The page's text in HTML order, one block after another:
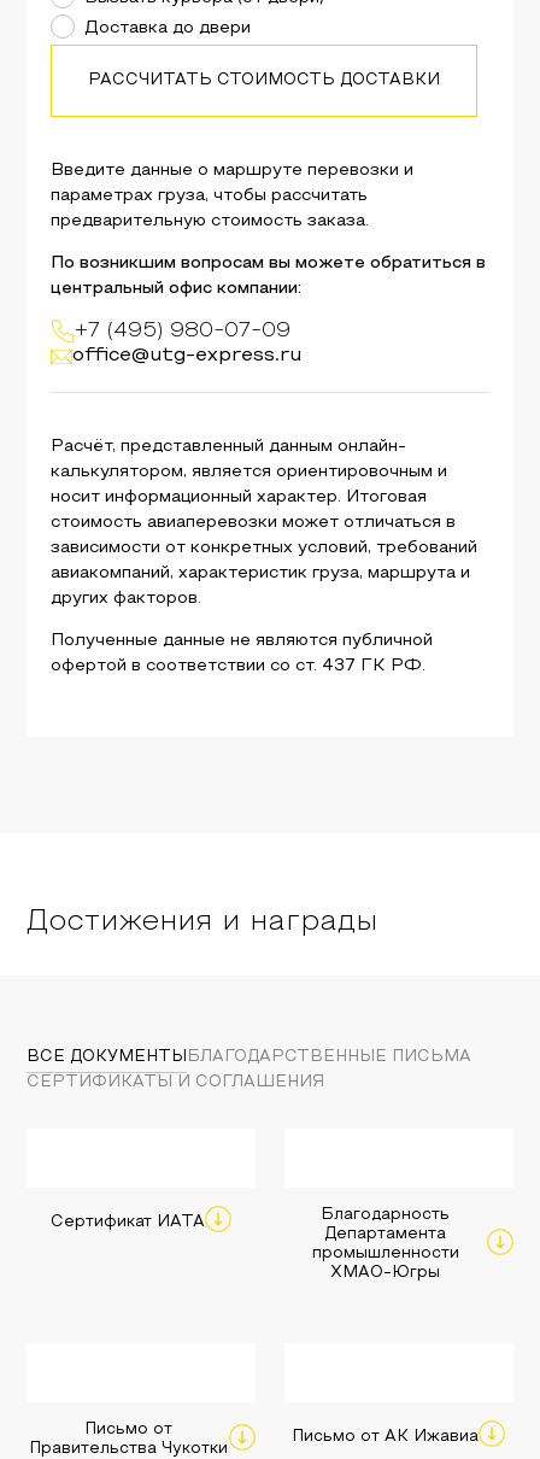
Введите данные о маршруте перевозки и
параметрах груза, чтобы рассчитать
предварительную стоимость заказа.
По возникшим вопросам вы можете обратиться в
центральный офис компании:
+7 (495) 980-07-09
office@utg-express.ru
Расчёт, представленный данным онлайн-
калькулятором, является ориентировочным и
носит информационный характер. Итоговая
стоимость авиаперевозки может отличаться в
зависимости от конкретных условий, требований
авиакомпаний, характеристик груза, маршрута и
других факторов.
Полученные данные не являются публичной
офертой в соответствии со ст. 437 ГК РФ.
Доставка до двери
РАССЧИТАТЬ СТОИМОСТЬ ДОСТАВКИ
Достижения и награды
ВСЕ ДОКУМЕНТЫ БЛАГОДАРСТВЕННЫЕ ПИСЬМА
СЕРТИФИКАТЫ И СОГЛАШЕНИЯ
Сертификат ИАТА
Благодарность
Департамента
промышленности
ХМАО-Югры
Письмо от
Правительства Чукотки
Письмо от АК Ижавиа